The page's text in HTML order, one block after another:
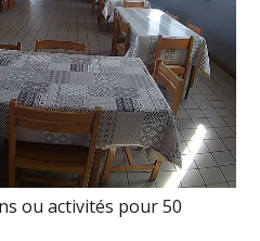
ou activités pour 50